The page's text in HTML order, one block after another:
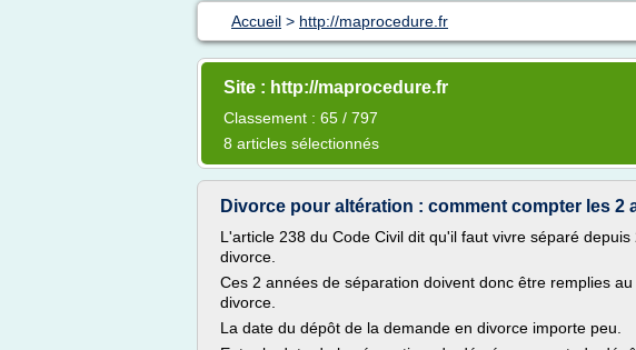
Accueil > http://maprocedure.fr
Site : http://maprocedure.fr
Classement : 65 / 797
8 articles sélectionnés
Divorce pour altération : comment compter les 2
L'article 238 du Code Civil dit qu'il faut vivre séparé
divorce.
Ces 2 années de séparation doivent donc être remplies
divorce.
La date du dépôt de la demande en divorce importe peu.